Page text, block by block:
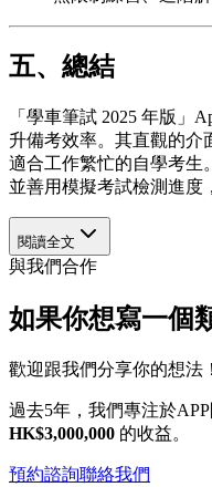
五、總結
「學車筆試 2025 年版」
升備考效率。其直觀的介
適合工作繁忙的自學考生
並善用模擬考試檢測進度
閱讀全文
與我們合作
如果你想寫一個
歡迎跟我們分享你的想法！
過去5年，我們專注於
HK$3,000,000 的收益。
預約諮詢聯絡我們